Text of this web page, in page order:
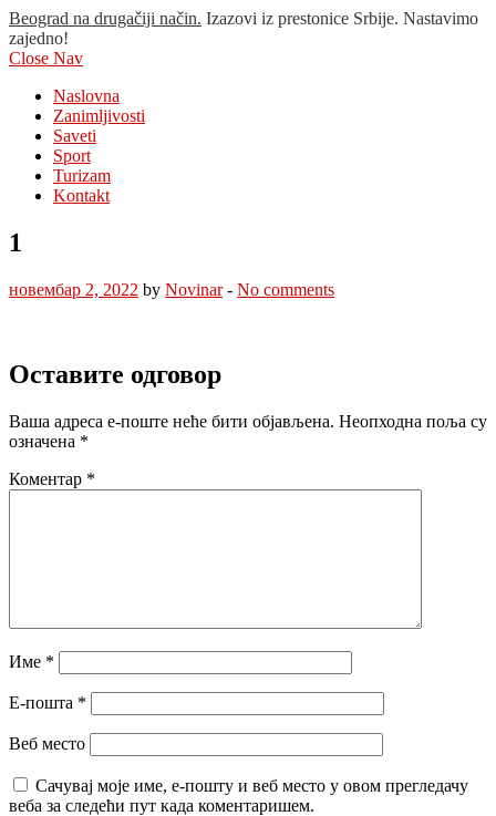
Beograd na drugačiji način. Izazovi iz prestonice Srbije. Nastavimo
zajedno!
Close Nav
Naslovna
Zanimljivosti
Saveti
Sport
Turizam
Kontakt
1
новембар 2, 2022 by Novinar- No comments
Оставите одговор
Ваша адреса е-поште неће бити објављена. Неопходна поља су
означена *
Коментар *
Име *
Е-пошта *
Веб место
Сачувај моје име, е-пошту и веб место у овом прегледачу
веба за следећи пут када коментаришем.